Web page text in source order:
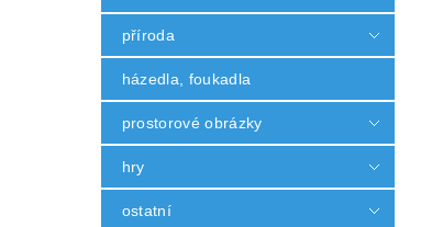
příroda
házedla, foukadla
prostorové obrázky
hry
ostatní